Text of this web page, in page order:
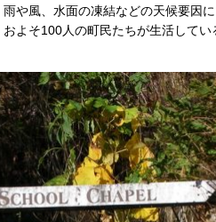
雨や風、水面の凍結などの天候要因
よそ100人の町民たちが生活して